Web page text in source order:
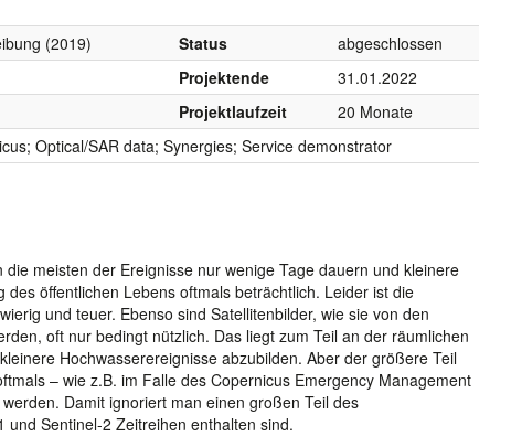
(2019) Status
abgeschlossen
Projektende
31.01.2022
Projektlaufzeit
20 Monate
Optical/SAR data; Synergies; Service demonstrator
meisten der Ereignisse nur wenige Tage dauern und kleinere
öffentlichen Lebens oftmals beträchtlich. Leider ist die
und teuer. Ebenso sind Satellitenbilder, wie sie von den
oft nur bedingt nützlich. Das liegt zum Teil an der räumlichen
Hochwasserereignisse abzubilden. Aber der größere Teil
– wie z.B. im Falle des Copernicus Emergency Management
Damit ignoriert man einen großen Teil des
Sentinel-2 Zeitreihen enthalten sind.